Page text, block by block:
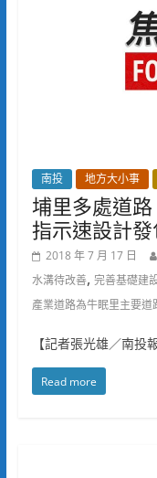
南投 地方大小事
埔里多處道
指示速設計發
2018 年 7 月 17 日
水溝待改善, 完善基礎建
產業道路為牛眠里主要道
【記者張光雄／南投
Read more